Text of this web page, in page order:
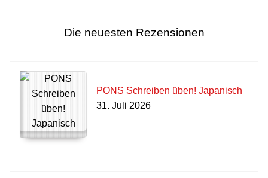
Die neuesten Rezensionen
PONS Schreiben üben! Japanisch
31. Juli 2026